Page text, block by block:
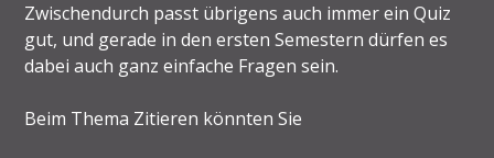
Zwischendurch passt übrigens auch immer ein Quiz
gut, und gerade in den ersten Semestern dürfen es
dabei auch ganz einfache Fragen sein.
Beim Thema Zitieren könnten Sie